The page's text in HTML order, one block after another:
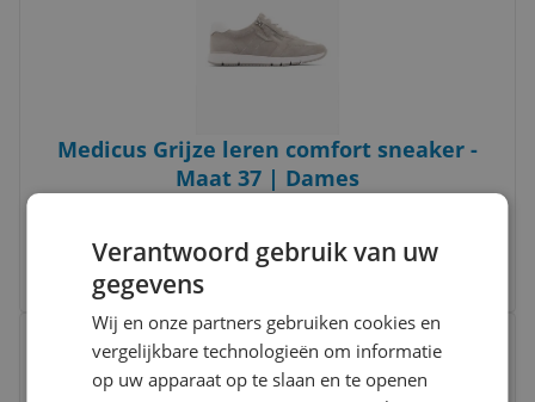
Medicus Grijze leren comfort sneaker -
Maat 37 | Dames
Bekijk meer informatie
Vergelijken
Bekijk product
Verantwoord gebruik van uw
gegevens
Wij en onze partners gebruiken cookies en
vergelijkbare technologieën om informatie
op uw apparaat op te slaan en te openen